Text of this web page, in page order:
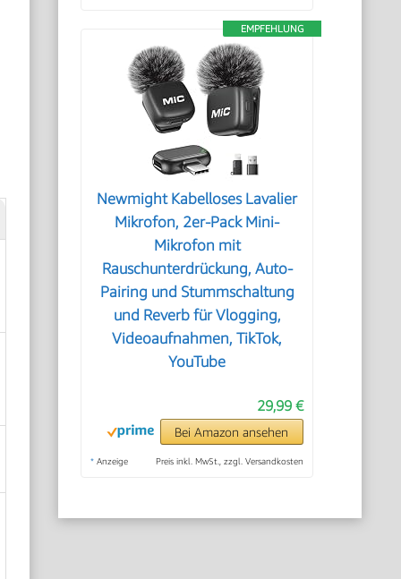
EMPFEHLUNG
Newmight Kabelloses Lavalier
Mikrofon, 2er-Pack Mini-
Mikrofon mit
Rauschunterdrückung, Auto-
Pairing und Stummschaltung
und Reverb für Vlogging,
Videoaufnahmen, TikTok,
YouTube
29,99 €
Bei Amazon ansehen
* Anzeige Preis inkl. MwSt., zzgl. Versandkosten